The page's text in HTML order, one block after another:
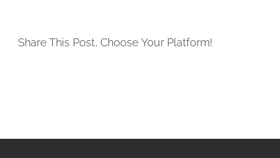
Share This Post, Choose Your Platform!